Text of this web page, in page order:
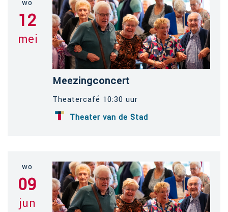
wo
12
mei
Meezingconcert
Theatercafé 10:30 uur
Theater van de Stad
wo
09
jun